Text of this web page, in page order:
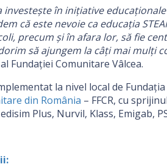
investeşte în iniţiative
că este nevoie ca educația
precum și în afara lor, să fie
să ajungem la câți mai mulți
Fundației Comunitare Vâlcea.
la nivel local de
din România – FFCR, cu
Plus, Nurvil, Klass, Emigab,